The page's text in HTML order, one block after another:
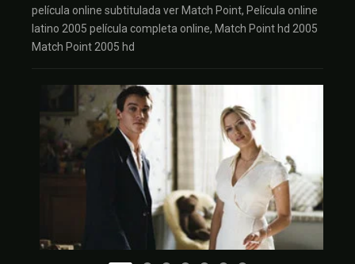
película online subtitulada ver Match Point, Película online
latino 2005 película completa online, Match Point hd 2005
Match Point 2005 hd